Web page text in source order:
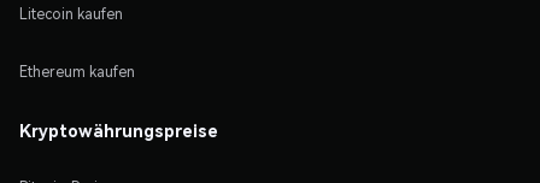
Litecoin kaufen
Ethereum kaufen
Kryptowährungspreise